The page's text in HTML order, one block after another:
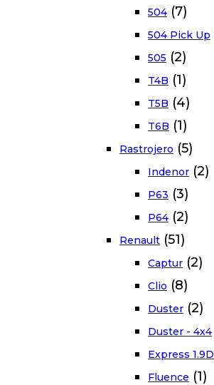
504 (7)
504 Pick Up
505 (2)
T4B (1)
T5B (4)
T6B (1)
Rastrojero (5)
Indenor (2)
P63 (3)
P64 (2)
Renault (51)
Captur (2)
Clio (8)
Duster (2)
Duster - 4x4
Express 1.9D
Fluence (1)